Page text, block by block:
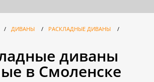
/ ДИВАНЫ / РАСКЛАДНЫЕ ДИВАНЫ /
диваны
в Смоленске